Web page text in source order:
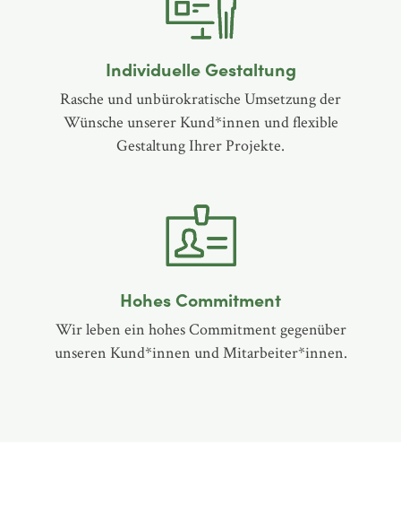
Individuelle Gestaltung
Rasche und unbürokratische Umsetzung der
Wünsche unserer Kund*innen und flexible
Gestaltung Ihrer Projekte.
Hohes Commitment
Wir leben ein hohes Commitment gegenüber
unseren Kund*innen und Mitarbeiter*innen.